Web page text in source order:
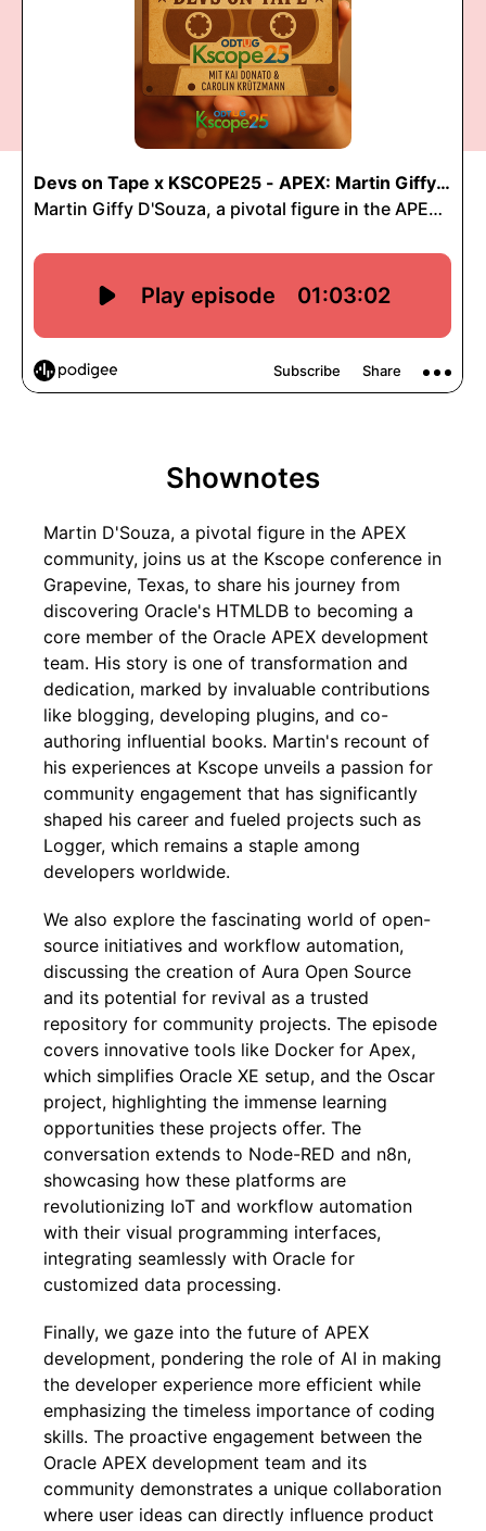
Shownotes
Martin D'Souza, a pivotal figure in the APEX
community, joins us at the Kscope conference in
Grapevine, Texas, to share his journey from
discovering Oracle's HTMLDB to becoming a
core member of the Oracle APEX development
team. His story is one of transformation and
dedication, marked by invaluable contributions
like blogging, developing plugins, and co-
authoring influential books. Martin's recount of
his experiences at Kscope unveils a passion for
community engagement that has significantly
shaped his career and fueled projects such as
Logger, which remains a staple among
developers worldwide.
We also explore the fascinating world of open-
source initiatives and workflow automation,
discussing the creation of Aura Open Source
and its potential for revival as a trusted
repository for community projects. The episode
covers innovative tools like Docker for Apex,
which simplifies Oracle XE setup, and the Oscar
project, highlighting the immense learning
opportunities these projects offer. The
conversation extends to Node-RED and n8n,
showcasing how these platforms are
revolutionizing IoT and workflow automation
with their visual programming interfaces,
integrating seamlessly with Oracle for
customized data processing.
Finally, we gaze into the future of APEX
development, pondering the role of AI in making
the developer experience more efficient while
emphasizing the timeless importance of coding
skills. The proactive engagement between the
Oracle APEX development team and its
community demonstrates a unique collaboration
where user ideas can directly influence product